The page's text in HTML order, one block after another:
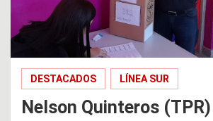
DESTACADOS LÍNEA SUR
Nelson Quinteros